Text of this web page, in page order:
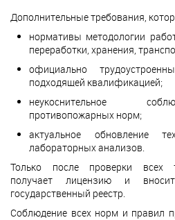
Дополнительные требования,
нормативы методологии
переработки, хранения,
официально
подходящей квалификацией;
неукоснительное
противопожарных норм;
актуальное обновление
лабораторных анализов.
Только после проверки всех
получает лицензию и
государственный реестр.
Соблюдение всех норм и правил